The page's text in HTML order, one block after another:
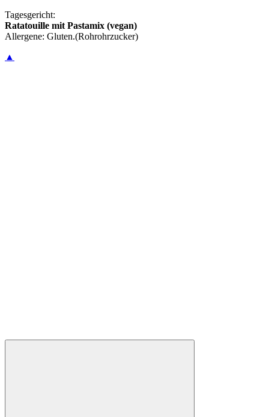
Tagesgericht:
Ratatouille mit Pastamix (vegan)
Allergene: Gluten.(Rohrohrzucker)
▲